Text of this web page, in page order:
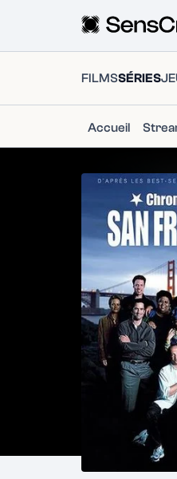
FILMSSÉRIES
Accueil